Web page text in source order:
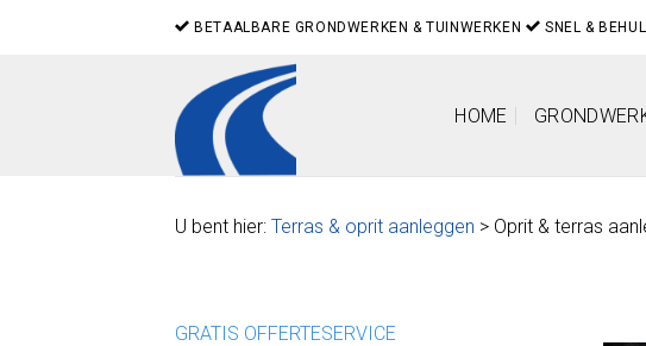
BETAALBARE GRONDWERKEN & TUINWERKEN SNEL &
HOME
U bent hier: Terras & oprit aanleggen > Oprit & terras
GRATIS OFFERTESERVICE